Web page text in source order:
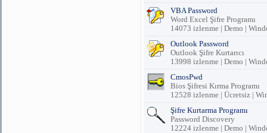
VBA Password
Word Excel Şifre Programı
14073 izlenme | Demo |
Outlook Password
Outlook Şifre Kurtarıcı
13998 izlenme | Demo |
CmosPwd
Bios Şifresi Kırma Programı
12528 izlenme | Ücretsiz |
Şifre Kurtarma Programı
Password Discovery
12224 izlenme | Demo |